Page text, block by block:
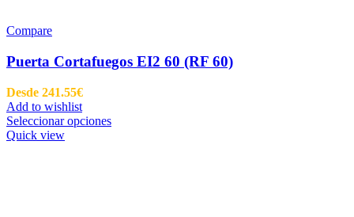
Compare
Puerta Cortafuegos EI2 60 (RF 60)
Desde 241.55€
Add to wishlist
Seleccionar opciones
Quick view